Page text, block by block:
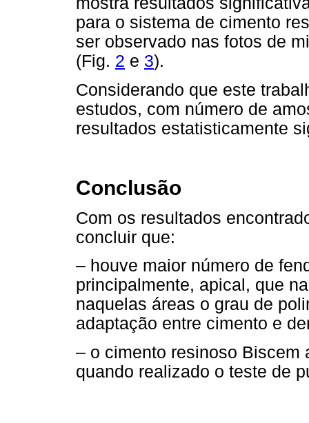
para o sistema de cimento
ser observado nas fotos de
(Fig. 2 e 3).
Considerando que este
estudos, com número de
resultados estatisticamente
Conclusão
Com os resultados
concluir que:
– houve maior número de
principalmente, apical, que
naquelas áreas o grau de
adaptação entre cimento e
– o cimento resinoso Biscem
quando realizado o teste de